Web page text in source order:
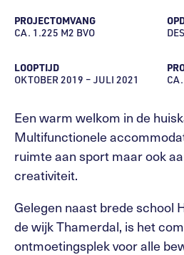
PROJECTOMVANG
CA. 1.225 M2 BVO
LOOPTIJD
OKTOBER 2019 – JULI 2021
Een warm welkom in de
Multifunctionele
ruimte aan sport maar ook
creativiteit.
Gelegen naast brede school
de wijk Thamerdal, is het
ontmoetingsplek voor alle